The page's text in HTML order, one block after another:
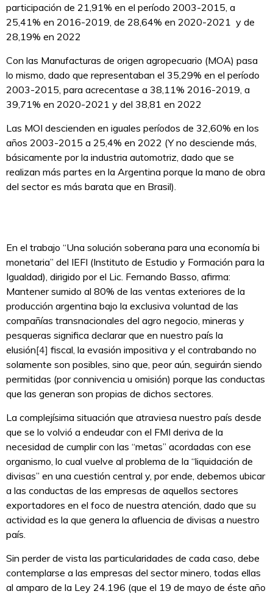
participación de 21,91% en el período 2003-2015, a
25,41% en 2016-2019, de 28,64% en 2020-2021 y de
28,19% en 2022
Con las Manufacturas de origen agropecuario (MOA) pasa
lo mismo, dado que representaban el 35,29% en el período
2003-2015, para acrecentase a 38,11% 2016-2019, a
39,71% en 2020-2021 y del 38,81 en 2022
Las MOI descienden en iguales períodos de 32,60% en los
años 2003-2015 a 25,4% en 2022 (Y no desciende más,
básicamente por la industria automotriz, dado que se
realizan más partes en la Argentina porque la mano de obra
del sector es más barata que en Brasil).
En el trabajo “Una solución soberana para una economía bi
monetaria” del IEFI (Instituto de Estudio y Formación para la
Igualdad), dirigido por el Lic. Fernando Basso, afirma:
Mantener sumido al 80% de las ventas exteriores de la
producción argentina bajo la exclusiva voluntad de las
compañías transnacionales del agro negocio, mineras y
pesqueras significa declarar que en nuestro país la
elusión[4] fiscal, la evasión impositiva y el contrabando no
solamente son posibles, sino que, peor aún, seguirán siendo
permitidas (por connivencia u omisión) porque las conductas
que las generan son propias de dichos sectores.
La complejísima situación que atraviesa nuestro país desde
que se lo volvió a endeudar con el FMI deriva de la
necesidad de cumplir con las “metas” acordadas con ese
organismo, lo cual vuelve al problema de la “liquidación de
divisas” en una cuestión central y, por ende, debemos ubicar
a las conductas de las empresas de aquellos sectores
exportadores en el foco de nuestra atención, dado que su
actividad es la que genera la afluencia de divisas a nuestro
país.
Sin perder de vista las particularidades de cada caso, debe
contemplarse a las empresas del sector minero, todas ellas
al amparo de la Ley 24.196 (que el 19 de mayo de éste año